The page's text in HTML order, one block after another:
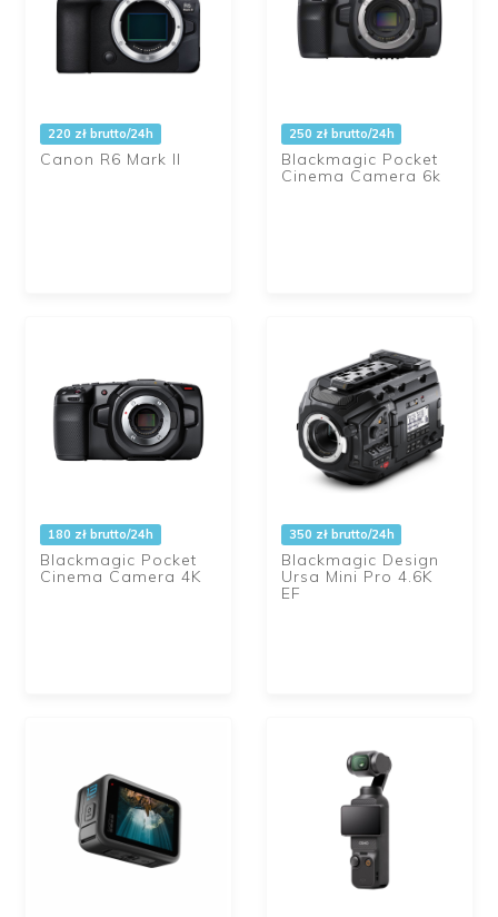
220 zł brutto/24h
Canon R6 Mark II
250 zł brutto/24h
Blackmagic Pocket
Cinema Camera 6k
180 zł brutto/24h
Blackmagic Pocket
Cinema Camera 4K
350 zł brutto/24h
Blackmagic Design
Ursa Mini Pro 4.6K
EF